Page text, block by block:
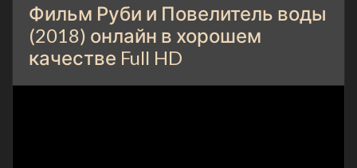
Фильм Руби и Повелитель воды
(2018) онлайн в хорошем
качестве Full HD